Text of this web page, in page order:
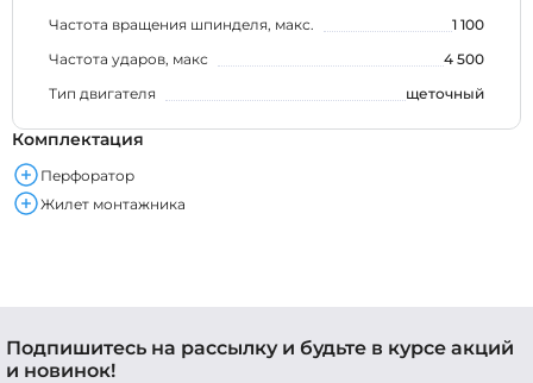
Частота вращения шпинделя, макс.
1 100
Частота ударов, макс
4 500
Тип двигателя
щеточный
Комплектация
Перфоратор
Жилет монтажника
Подпишитесь на рассылку и будьте в курсе акций
и новинок!